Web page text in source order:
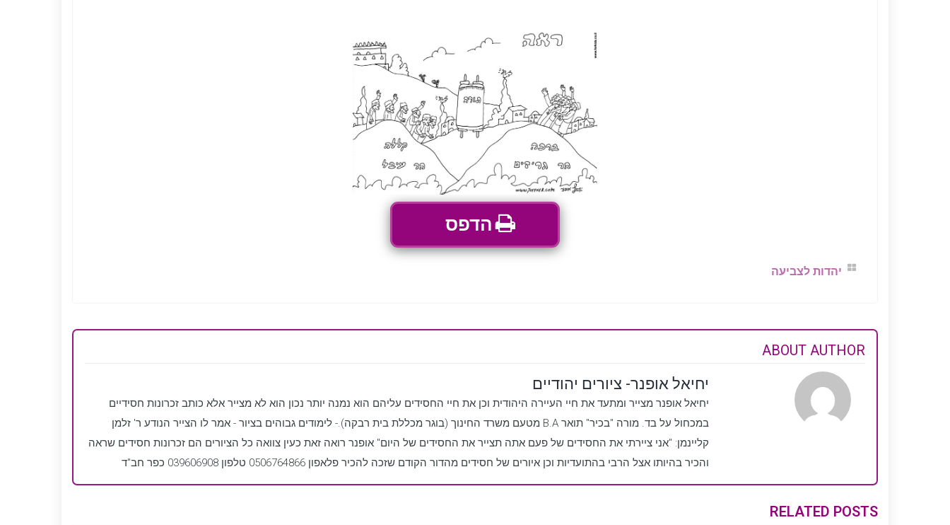
הדפס
יהדות לצביעה
ABOUT AUTHOR
יחיאל אופנר- ציורים יהודיים
יחיאל אופנר מצייר ומתעד את חיי העיירה היהודית וכן את חיי החסידים עליהם הוא נמנה יותר נכון הוא לא מצייר אלא כותב זכרונות חסידיים
במכחול על בד. מורה "בכיר" תואר B.A מטעם משרד החינוך (בוגר מכללת בית רבקה).- לימודים גבוהים בציור - אמר לו הצייר הנודע ר' זלמן
קליינמן: "אני ציירתי את החסידים של פעם אתה תצייר את החסידים של היום" אופנר רואה זאת כעין צוואה כל הציורים הם זכרונות חסידים שראה
והכיר בהיותו אצל הרבי בהתועדיות וכן איורים של חסידים מהדור הקודם שזכה להכיר פלאפון 0506764866 טלפון 039606908 כפר חב"ד
RELATED POSTS